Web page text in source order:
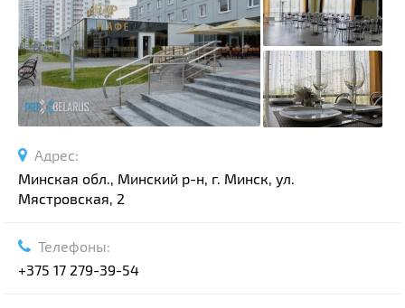
Адрес:
Минская обл., Минский р-н, г. Минск, ул.
Мястровская, 2
Телефоны:
+375 17 279-39-54